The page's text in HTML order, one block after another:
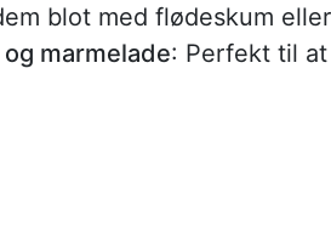
blot med flødeskum
marmelade: Perfekt til